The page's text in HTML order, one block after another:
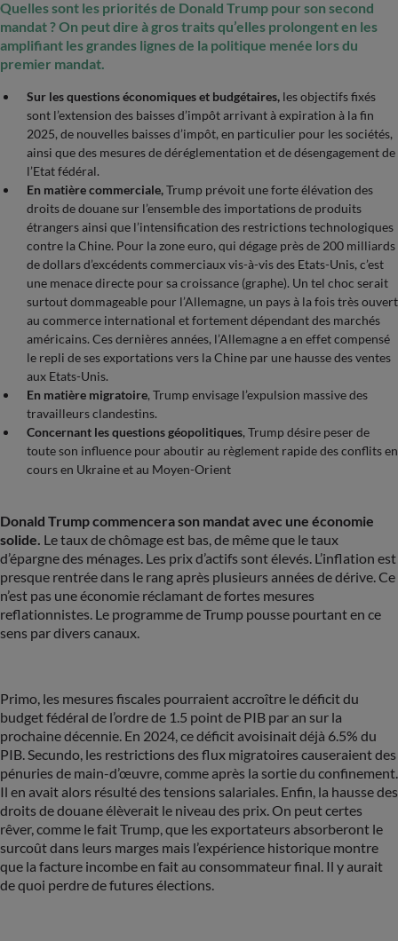
Quelles sont les priorités de Donald Trump pour son second
mandat ? On peut dire à gros traits qu’elles prolongent en les
amplifiant les grandes lignes de la politique menée lors du
premier mandat.
Sur les questions économiques et budgétaires, les objectifs fixés
sont l’extension des baisses d’impôt arrivant à expiration à la fin
2025, de nouvelles baisses d’impôt, en particulier pour les sociétés,
ainsi que des mesures de déréglementation et de désengagement de
l’Etat fédéral.
En matière commerciale,Trump prévoit une forte élévation des
droits de douane sur l’ensemble des importations de produits
étrangers ainsi que l’intensification des restrictions technologiques
contre la Chine. Pour la zone euro, qui dégage près de 200 milliards
de dollars d’excédents commerciaux vis-à-vis des Etats-Unis, c’est
une menace directe pour sa croissance (graphe). Un tel choc serait
surtout dommageable pour l’Allemagne, un pays à la fois très ouvert
au commerce international et fortement dépendant des marchés
américains. Ces dernières années, l’Allemagne a en effet compensé
le repli de ses exportations vers la Chine par une hausse des ventes
aux Etats-Unis.
En matière migratoire, Trump envisage l’expulsion massive des
travailleurs clandestins.
Concernant les questions géopolitiques, Trump désire peser de
toute son influence pour aboutir au règlement rapide des conflits en
cours en Ukraine et au Moyen-Orient
Donald Trump commencera son mandat avec une économie
solide. Le taux de chômage est bas, de même que le taux
d’épargne des ménages. Les prix d’actifs sont élevés. L’inflation est
presque rentrée dans le rang après plusieurs années de dérive. Ce
n’est pas une économie réclamant de fortes mesures
reflationnistes. Le programme de Trump pousse pourtant en ce
sens par divers canaux.
Primo, les mesures fiscales pourraient accroître le déficit du
budget fédéral de l’ordre de 1.5 point de PIB par an sur la
prochaine décennie. En 2024, ce déficit avoisinait déjà 6.5% du
PIB. Secundo, les restrictions des flux migratoires causeraient des
pénuries de main-d’œuvre, comme après la sortie du confinement.
Il en avait alors résulté des tensions salariales. Enfin, la hausse des
droits de douane élèverait le niveau des prix. On peut certes
rêver, comme le fait Trump, que les exportateurs absorberont le
surcoût dans leurs marges mais l’expérience historique montre
que la facture incombe en fait au consommateur final. Il y aurait
de quoi perdre de futures élections.